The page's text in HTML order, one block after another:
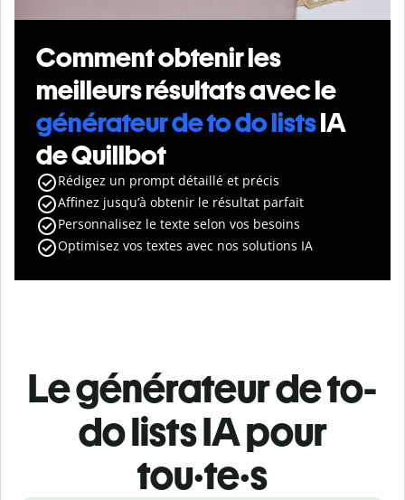
Comment obtenir les
meilleurs résultats avec le
générateur de to do listsIA
de Quillbot
Rédigez un prompt détaillé et précis
Affinez jusqu’à obtenir le résultat parfait
Personnalisez le texte selon vos besoins
Optimisez vos textes avec nos solutions IA
Le générateur de to-
do lists IA pour
tou·te·s